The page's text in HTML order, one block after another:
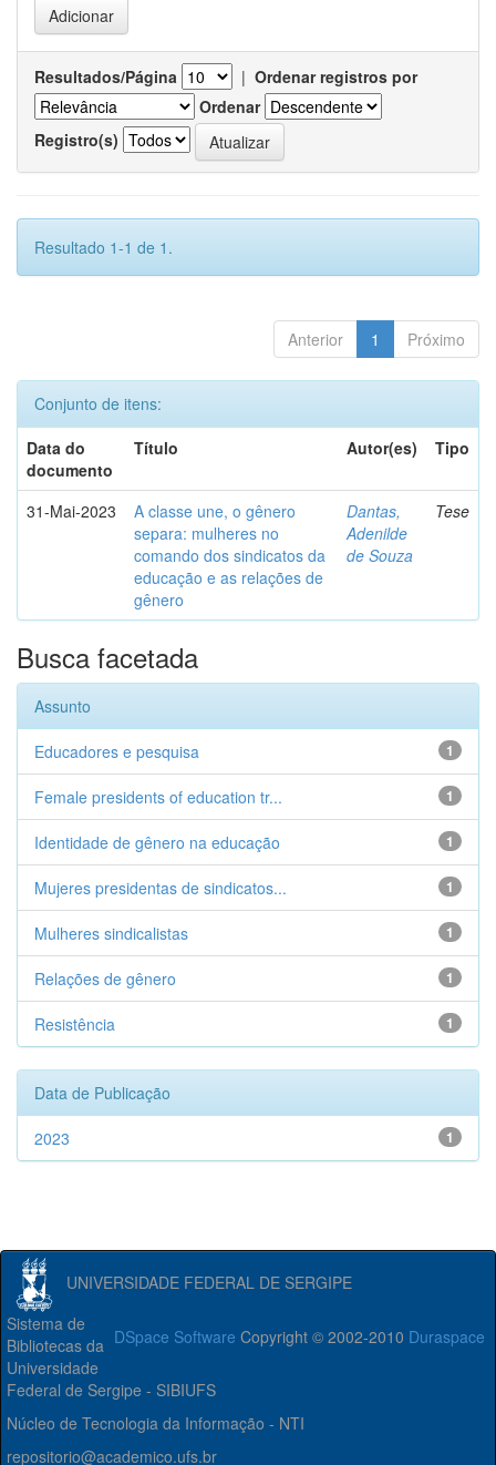
Resultados/Página | Ordenar registros por
Ordenar
Registro(s)
Resultado 1-1 de 1.
Anterior 1 Próximo
Conjunto de itens:
Data do
documento
Título Autor(es) Tipo
31-Mai-2023
A classe une, o gênero
separa: mulheres no
comando dos sindicatos da
educação e as relações de
gênero
Dantas,
Adenilde
de Souza
Tese
Busca facetada
Assunto
1
Educadores e pesquisa
1
Female presidents of education tr...
1
Identidade de gênero na educação
1
Mujeres presidentas de sindicatos...
1
Mulheres sindicalistas
1
Relações de gênero
1
Resistência
Data de Publicação
1
2023
UNIVERSIDADE FEDERAL DE SERGIPE
DSpace Software Copyright © 2002-2010 Duraspace
Sistema de
Bibliotecas da
Universidade
Federal de Sergipe - SIBIUFS
Núcleo de Tecnologia da Informação - NTI
repositorio@academico.ufs.br